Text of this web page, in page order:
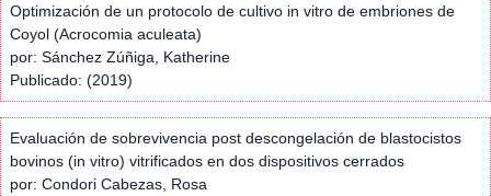
Optimización de un protocolo de cultivo in vitro de embriones de
Coyol (Acrocomia aculeata)
por: Sánchez Zúñiga, Katherine
Publicado: (2019)
Evaluación de sobrevivencia post descongelación de blastocistos
bovinos (in vitro) vitrificados en dos dispositivos cerrados
por: Condori Cabezas, Rosa